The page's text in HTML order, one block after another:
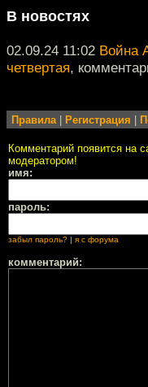
В новостях
02.09.24 11:02 Война
четвертая,
Правила| Регистрация
Комментарий появится на
модератором!
имя:
пароль:
забыл пароль? я с форума
комментарий: